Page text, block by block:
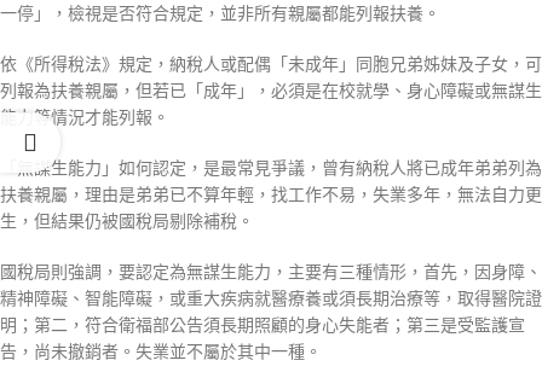
一停」，檢視是否符合規定，並非所有親屬都能列報扶養。
依《所得稅法》規定，納稅人或配偶「未成年」同胞兄弟姊妹及子女，可
列報為扶養親屬，但若已「成年」，必須是在校就學、身心障礙或無謀生
能力等情況才能列報。
「無謀生能力」如何認定，是最常見爭議，曾有納稅人將已成年弟弟列為
扶養親屬，理由是弟弟已不算年輕，找工作不易，失業多年，無法自力更
生，但結果仍被國稅局剔除補稅。
國稅局則強調，要認定為無謀生能力，主要有三種情形，首先，因身障、
精神障礙、智能障礙，或重大疾病就醫療養或須長期治療等，取得醫院證
明；第二，符合衛福部公告須長期照顧的身心失能者；第三是受監護宣
告，尚未撤銷者。失業並不屬於其中一種。